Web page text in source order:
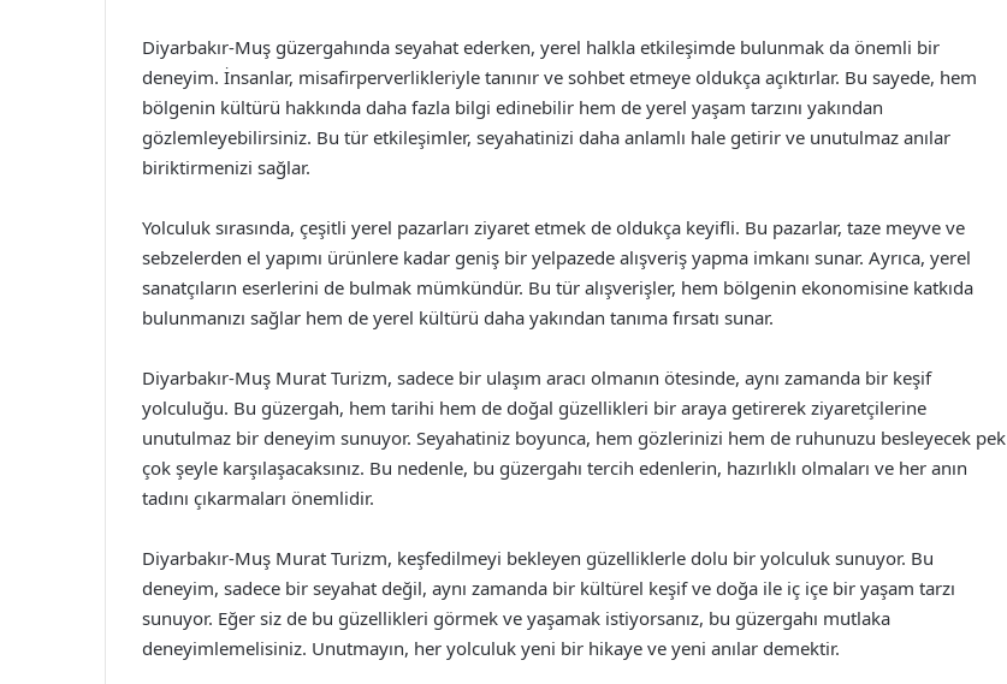
Diyarbakır-Muş güzergahında seyahat ederken, yerel halkla etkileşimde bulunmak da önemli bir
deneyim. İnsanlar, misafirperverlikleriyle tanınır ve sohbet etmeye oldukça açıktırlar. Bu sayede, hem
bölgenin kültürü hakkında daha fazla bilgi edinebilir hem de yerel yaşam tarzını yakından
gözlemleyebilirsiniz. Bu tür etkileşimler, seyahatinizi daha anlamlı hale getirir ve unutulmaz anılar
biriktirmenizi sağlar.
Yolculuk sırasında, çeşitli yerel pazarları ziyaret etmek de oldukça keyifli. Bu pazarlar, taze meyve ve
sebzelerden el yapımı ürünlere kadar geniş bir yelpazede alışveriş yapma imkanı sunar. Ayrıca, yerel
sanatçıların eserlerini de bulmak mümkündür. Bu tür alışverişler, hem bölgenin ekonomisine katkıda
bulunmanızı sağlar hem de yerel kültürü daha yakından tanıma fırsatı sunar.
Diyarbakır-Muş Murat Turizm, sadece bir ulaşım aracı olmanın ötesinde, aynı zamanda bir keşif
yolculuğu. Bu güzergah, hem tarihi hem de doğal güzellikleri bir araya getirerek ziyaretçilerine
unutulmaz bir deneyim sunuyor. Seyahatiniz boyunca, hem gözlerinizi hem de ruhunuzu besleyecek pek
çok şeyle karşılaşacaksınız. Bu nedenle, bu güzergahı tercih edenlerin, hazırlıklı olmaları ve her anın
tadını çıkarmaları önemlidir.
Diyarbakır-Muş Murat Turizm, keşfedilmeyi bekleyen güzelliklerle dolu bir yolculuk sunuyor. Bu
deneyim, sadece bir seyahat değil, aynı zamanda bir kültürel keşif ve doğa ile iç içe bir yaşam tarzı
sunuyor. Eğer siz de bu güzellikleri görmek ve yaşamak istiyorsanız, bu güzergahı mutlaka
deneyimlemelisiniz. Unutmayın, her yolculuk yeni bir hikaye ve yeni anılar demektir.